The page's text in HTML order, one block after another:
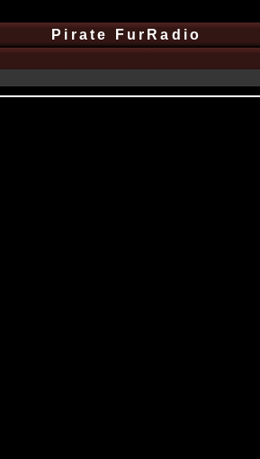
Pirate FurRadio